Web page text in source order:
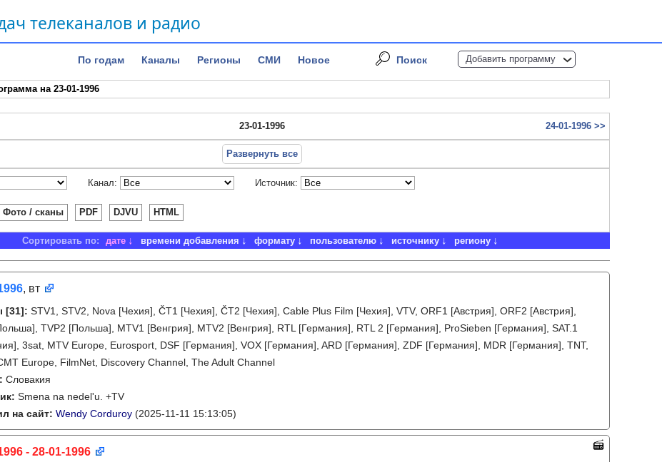
телеканалов и радио
По годам Каналы Регионы СМИ Новое Поиск Добавить программу
на 23-01-1996
23-01-1996 24-01-1996 >>
Развернуть все
Канал: Источник:
Фото / сканы PDF DJVU HTML
Сортировать по: дате времени добавления формату пользователю источнику региону
, вт
[31]: STV1, STV2, Nova [Чехия], ČT1 [Чехия], ČT2 [Чехия], Cable Plus Film [Чехия], VTV, ORF1 [Австрия], ORF2 [Австрия],
TVP2 [Польша], MTV1 [Венгрия], MTV2 [Венгрия], RTL [Германия], RTL 2 [Германия], ProSieben [Германия], SAT.1
3sat, MTV Europe, Eurosport, DSF [Германия], VOX [Германия], ARD [Германия], ZDF [Германия], MDR [Германия], TNT,
Europe, FilmNet, Discovery Channel, The Adult Channel
Словакия
Smena na nedel'u. +TV
на сайт: Wendy Corduroy (2025-11-11 15:13:05)
- 28-01-1996